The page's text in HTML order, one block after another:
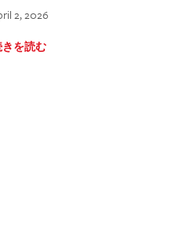
2, 2026
を読む